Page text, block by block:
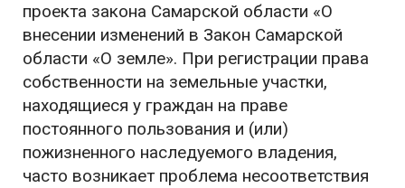
проекта закона Самарской области «О
внесении изменений в Закон Самарской
области «О земле». При регистрации права
собственности на земельные участки,
находящиеся у граждан на праве
постоянного пользования и (или)
пожизненного наследуемого владения,
часто возникает проблема несоответствия